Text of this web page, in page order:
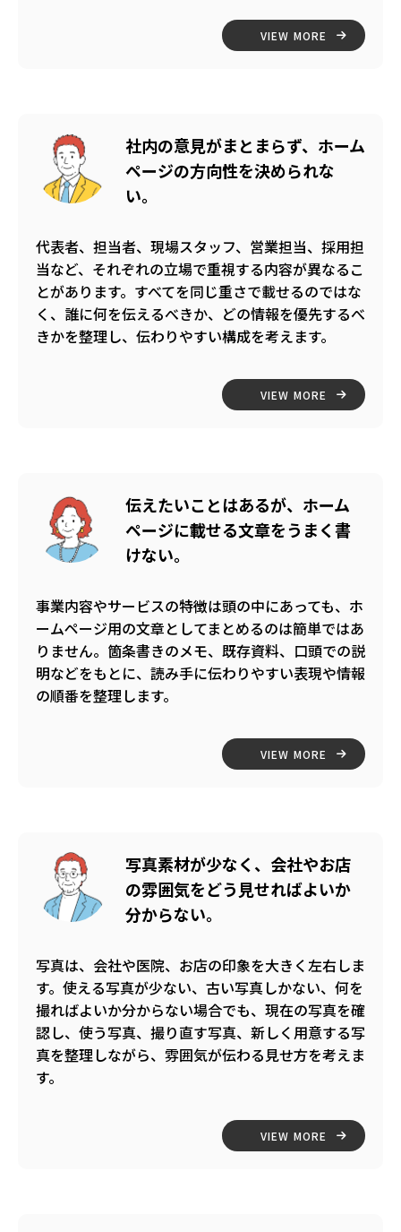
VIEW MORE
社内の意見がまとまらず、ホーム
ページの方向性を決められな
い。
代表者、担当者、現場スタッフ、営業担当、採用担
当など、それぞれの立場で重視する内容が異なるこ
とがあります。すべてを同じ重さで載せるのではな
く、誰に何を伝えるべきか、どの情報を優先するべ
きかを整理し、伝わりやすい構成を考えます。
VIEW MORE
伝えたいことはあるが、ホーム
ページに載せる文章をうまく書
けない。
事業内容やサービスの特徴は頭の中にあっても、ホ
ームページ用の文章としてまとめるのは簡単ではあ
りません。箇条書きのメモ、既存資料、口頭での説
明などをもとに、読み手に伝わりやすい表現や情報
の順番を整理します。
VIEW MORE
写真素材が少なく、会社やお店
の雰囲気をどう見せればよいか
分からない。
写真は、会社や医院、お店の印象を大きく左右しま
す。使える写真が少ない、古い写真しかない、何を
撮ればよいか分からない場合でも、現在の写真を確
認し、使う写真、撮り直す写真、新しく用意する写
真を整理しながら、雰囲気が伝わる見せ方を考えま
す。
VIEW MORE